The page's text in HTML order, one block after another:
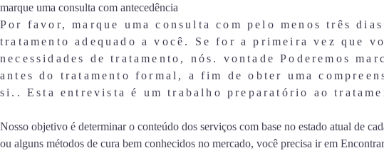
marque uma consulta com antecedência
Por favor, marque uma consulta com pelo menos três
tratamento adequado a você. Se for a primeira vez que
necessidades de tratamento, nós. vontade Poderemos
antes do tratamento formal, a fim de obter uma
si. . Esta entrevista é um trabalho preparatório ao
Nosso objetivo é determinar o conteúdo dos serviços com base no estado atual de
ou alguns métodos de cura bem conhecidos no mercado, você precisa ir em